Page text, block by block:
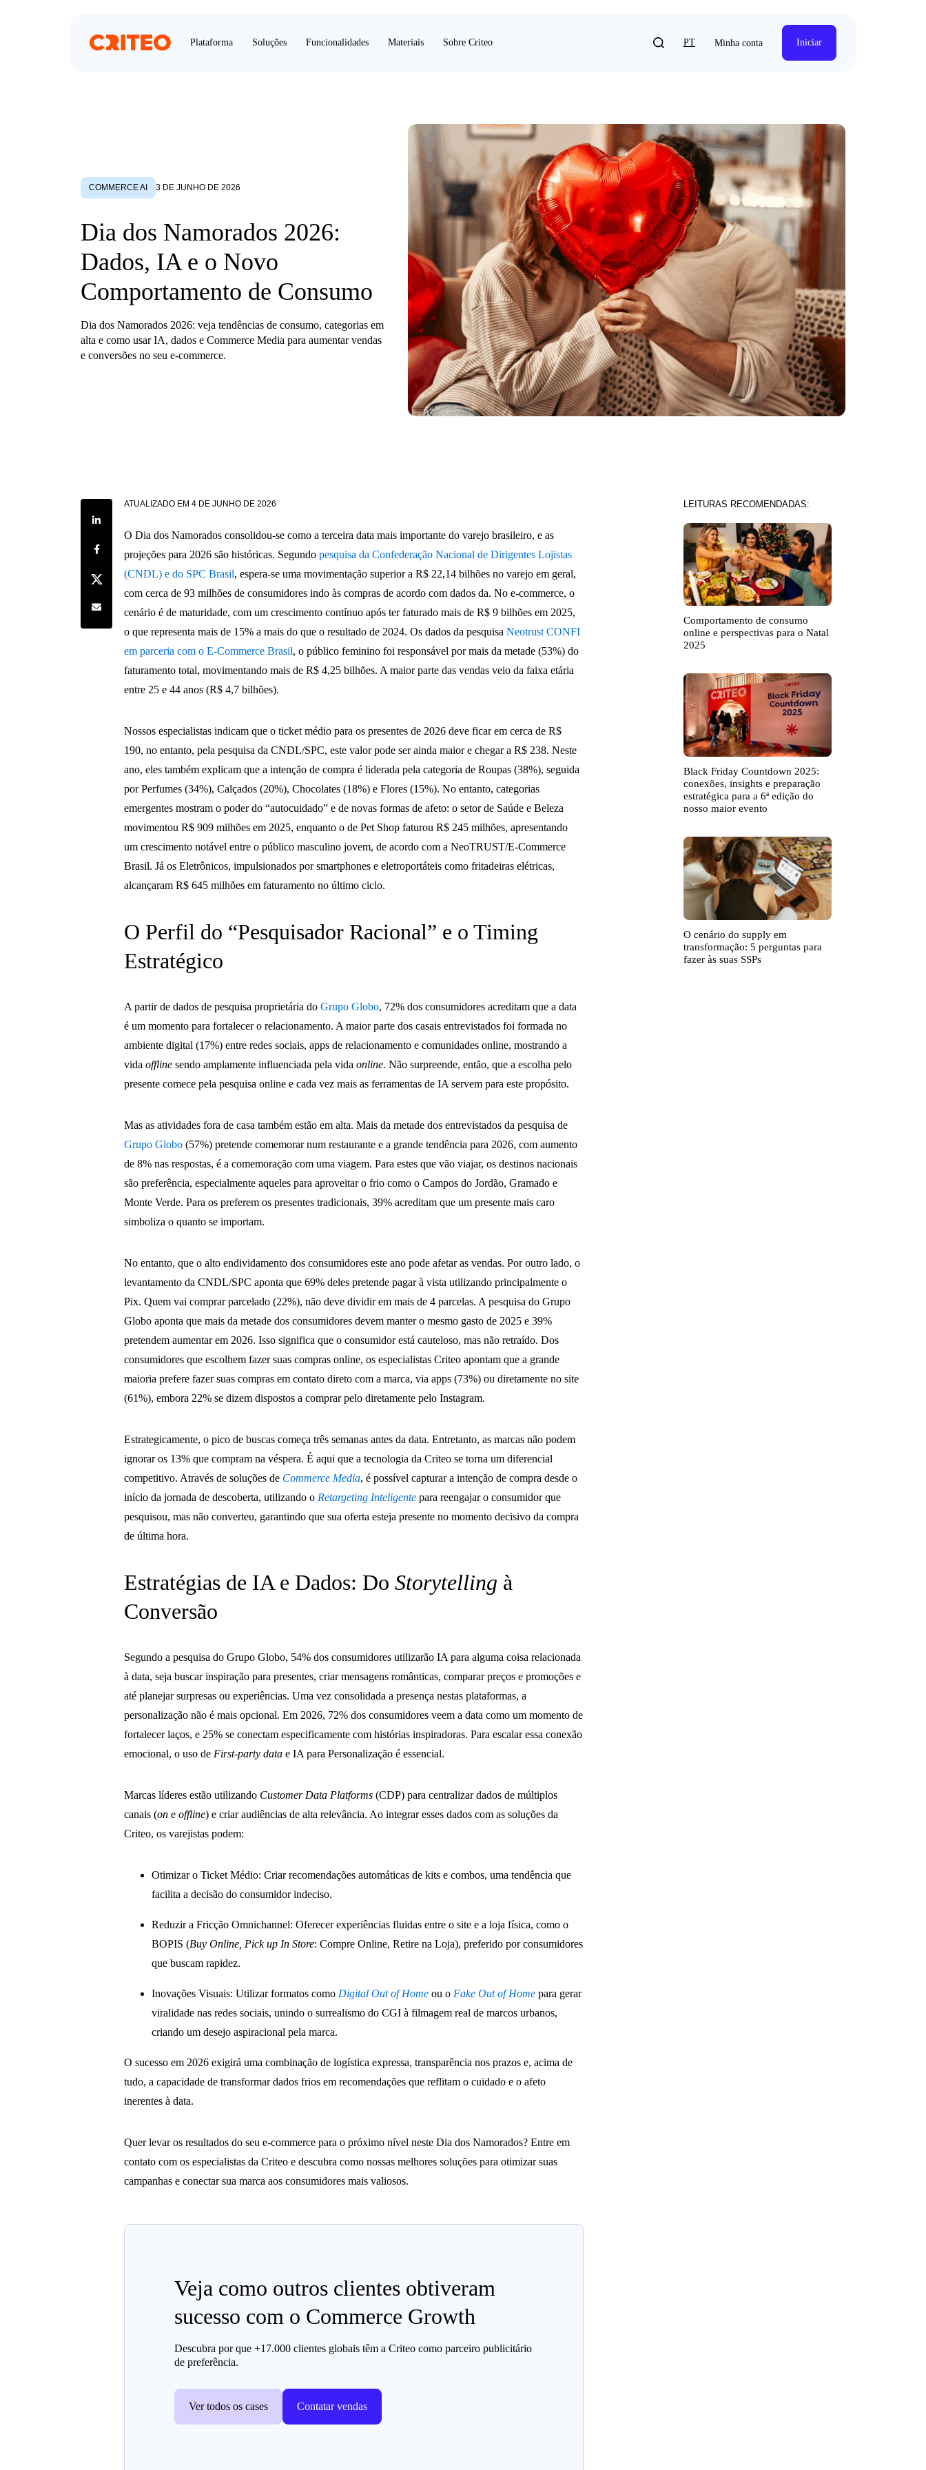
Plataforma Soluções Funcionalidades Materiais Sobre Criteo PT Minha conta Iniciar
COMMERCE AI 3 DE JUNHO DE 2026
Dia dos Namorados 2026:
Dados, IA e o Novo
Comportamento de Consumo
Dia dos Namorados 2026: veja tendências de consumo, categorias em
alta e como usar IA, dados e Commerce Media para aumentar vendas
e conversões no seu e-commerce.
Share on LinkedIn
Share on Facebook
Share on Twitter
Share by e-mail
ATUALIZADO EM 4 DE JUNHO DE 2026
O Dia dos Namorados consolidou-se como a terceira data mais importante do varejo brasileiro, e as
projeções para 2026 são históricas. Segundopesquisa da Confederação Nacional de Dirigentes Lojistas
(CNDL) e do SPC Brasil, espera-se uma movimentação superior a R$ 22,14 bilhões no varejo em geral,
com cerca de 93 milhões de consumidores indo às compras de acordo com dados da. No e-commerce, o
cenário é de maturidade, com um crescimento contínuo após ter faturado mais de R$ 9 bilhões em 2025,
o que representa mais de 15% a mais do que o resultado de 2024. Os dados da pesquisaNeotrust CONFI
em parceria com o E-Commerce Brasil, o público feminino foi responsável por mais da metade (53%) do
faturamento total, movimentando mais de R$ 4,25 bilhões. A maior parte das vendas veio da faixa etária
entre 25 e 44 anos (R$ 4,7 bilhões).
Nossos especialistas indicam que o ticket médio para os presentes de 2026 deve ficar em cerca de R$
190, no entanto, pela pesquisa da CNDL/SPC, este valor pode ser ainda maior e chegar a R$ 238. Neste
ano, eles também explicam que a intenção de compra é liderada pela categoria de Roupas (38%), seguida
por Perfumes (34%), Calçados (20%), Chocolates (18%) e Flores (15%). No entanto, categorias
emergentes mostram o poder do “autocuidado” e de novas formas de afeto: o setor de Saúde e Beleza
movimentou R$ 909 milhões em 2025, enquanto o de Pet Shop faturou R$ 245 milhões, apresentando
um crescimento notável entre o público masculino jovem, de acordo com a NeoTRUST/E-Commerce
Brasil. Já os Eletrônicos, impulsionados por smartphones e eletroportáteis como fritadeiras elétricas,
alcançaram R$ 645 milhões em faturamento no último ciclo.
O Perfil do “Pesquisador Racional” e o Timing
Estratégico
A partir de dados de pesquisa proprietária doGrupo Globo, 72% dos consumidores acreditam que a data
é um momento para fortalecer o relacionamento. A maior parte dos casais entrevistados foi formada no
ambiente digital (17%) entre redes sociais, apps de relacionamento e comunidades online, mostrando a
vidaofflinesendo amplamente influenciada pela vidaonline. Não surpreende, então, que a escolha pelo
presente comece pela pesquisa online e cada vez mais as ferramentas de IA servem para este propósito.
Mas as atividades fora de casa também estão em alta. Mais da metade dos entrevistados da pesquisa de
Grupo Globo (57%) pretende comemorar num restaurante e a grande tendência para 2026, com aumento
de 8% nas respostas, é a comemoração com uma viagem. Para estes que vão viajar, os destinos nacionais
são preferência, especialmente aqueles para aproveitar o frio como o Campos do Jordão, Gramado e
Monte Verde. Para os preferem os presentes tradicionais, 39% acreditam que um presente mais caro
simboliza o quanto se importam.
No entanto, que o alto endividamento dos consumidores este ano pode afetar as vendas. Por outro lado, o
levantamento da CNDL/SPC aponta que 69% deles pretende pagar à vista utilizando principalmente o
Pix. Quem vai comprar parcelado (22%), não deve dividir em mais de 4 parcelas. A pesquisa do Grupo
Globo aponta que mais da metade dos consumidores devem manter o mesmo gasto de 2025 e 39%
pretendem aumentar em 2026. Isso significa que o consumidor está cauteloso, mas não retraído. Dos
consumidores que escolhem fazer suas compras online, os especialistas Criteo apontam que a grande
maioria prefere fazer suas compras em contato direto com a marca, via apps (73%) ou diretamente no site
(61%), embora 22% se dizem dispostos a comprar pelo diretamente pelo Instagram.
Estrategicamente, o pico de buscas começa três semanas antes da data. Entretanto, as marcas não podem
ignorar os 13% que compram na véspera. É aqui que a tecnologia da Criteo se torna um diferencial
competitivo. Através de soluções de Commerce Media, é possível capturar a intenção de compra desde o
início da jornada de descoberta, utilizando o Retargeting Inteligente para reengajar o consumidor que
pesquisou, mas não converteu, garantindo que sua oferta esteja presente no momento decisivo da compra
de última hora.
Estratégias de IA e Dados: DoStorytelling à
Conversão
Segundo a pesquisa do Grupo Globo, 54% dos consumidores utilizarão IA para alguma coisa relacionada
à data, seja buscar inspiração para presentes, criar mensagens românticas, comparar preços e promoções e
até planejar surpresas ou experiências. Uma vez consolidada a presença nestas plataformas, a
personalização não é mais opcional. Em 2026, 72% dos consumidores veem a data como um momento de
fortalecer laços, e 25% se conectam especificamente com histórias inspiradoras. Para escalar essa conexão
emocional, o uso de First-party data e IA para Personalização é essencial.
Marcas líderes estão utilizando Customer Data Platforms (CDP) para centralizar dados de múltiplos
canais (on eoffline) e criar audiências de alta relevância. Ao integrar esses dados com as soluções da
Criteo, os varejistas podem:
Otimizar o Ticket Médio: Criar recomendações automáticas de kits e combos, uma tendência que
facilita a decisão do consumidor indeciso.
Reduzir a Fricção Omnichannel: Oferecer experiências fluidas entre o site e a loja física, como o
BOPIS (Buy Online, Pick up In Store: Compre Online, Retire na Loja), preferido por consumidores
que buscam rapidez.
Inovações Visuais: Utilizar formatos como Digital Out of Home ou o Fake Out of Home para gerar
viralidade nas redes sociais, unindo o surrealismo do CGI à filmagem real de marcos urbanos,
criando um desejo aspiracional pela marca.
O sucesso em 2026 exigirá uma combinação de logística expressa, transparência nos prazos e, acima de
tudo, a capacidade de transformar dados frios em recomendações que reflitam o cuidado e o afeto
inerentes à data.
Quer levar os resultados do seu e-commerce para o próximo nível neste Dia dos Namorados? Entre em
contato com os especialistas da Criteo e descubra como nossas melhores soluções para otimizar suas
campanhas e conectar sua marca aos consumidores mais valiosos.
Veja como outros clientes obtiveram
sucesso com o Commerce Growth
Descubra por que +17.000 clientes globais têm a Criteo como parceiro publicitário
de preferência.
Ver todos os cases Contatar vendas
LEITURAS RECOMENDADAS:
Comportamento de consumo
online e perspectivas para o Natal
2025
Black Friday Countdown 2025:
conexões, insights e preparação
estratégica para a 6ª edição do
nosso maior evento
O cenário do supply em
transformação: 5 perguntas para
fazer às suas SSPs